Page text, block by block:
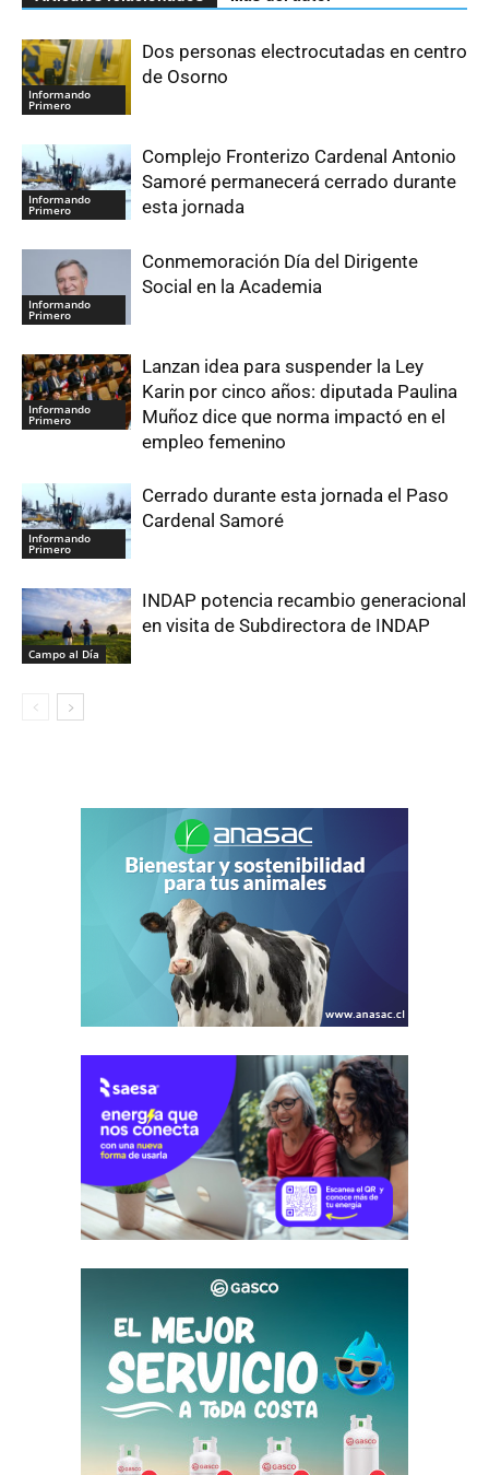
Informando
Primero
Dos personas electrocutadas en centro
de Osorno
Informando
Primero
Complejo Fronterizo Cardenal Antonio
Samoré permanecerá cerrado durante
esta jornada
Informando
Primero
Conmemoración Día del Dirigente
Social en la Academia
Informando
Primero
Lanzan idea para suspender la Ley
Karin por cinco años: diputada Paulina
Muñoz dice que norma impactó en el
empleo femenino
Informando
Primero
Cerrado durante esta jornada el Paso
Cardenal Samoré
Campo al Día
INDAP potencia recambio generacional
en visita de Subdirectora de INDAP